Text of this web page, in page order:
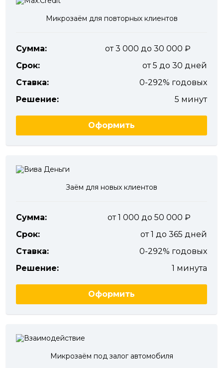
Микрозаём для повторных клиентов
Сумма:
от 3 000 до 30 000
Срок:
от 5 до 30 дней
Ставка:
0-292% годовых
Решение:
5 минут
Оформить
Заём для новых клиентов
Сумма:
от 1 000 до 50 000
Срок:
от 1 до 365 дней
Ставка:
0-292% годовых
Решение:
1 минута
Оформить
Микрозаём под залог автомобиля